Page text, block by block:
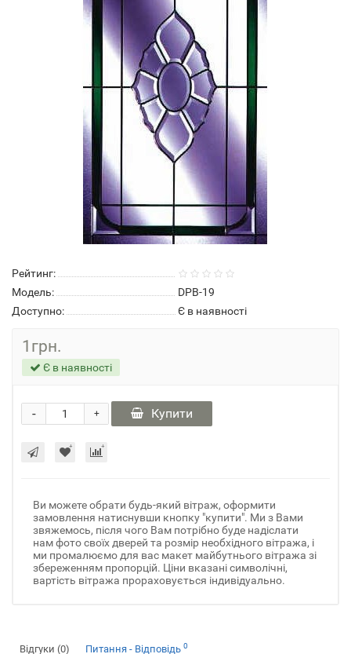
Рейтинг:
Модель:
DPB-19
Доступно:
Є в наявності
1грн.
Є в наявності
+
- Купити
Ви можете обрати будь-який вітраж, оформити
замовлення натиснувши кнопку "купити". Ми з Вами
звяжемось, після чого Вам потрібно буде надіслати
нам фото своїх дверей та розмір необхідного вітража, і
ми промалюємо для вас макет майбутнього вітража зі
збереженням пропорцій. Ціни вказані символічні,
вартість вітража прораховується індивідуально.
Відгуки (0) Питання - Відповідь 0